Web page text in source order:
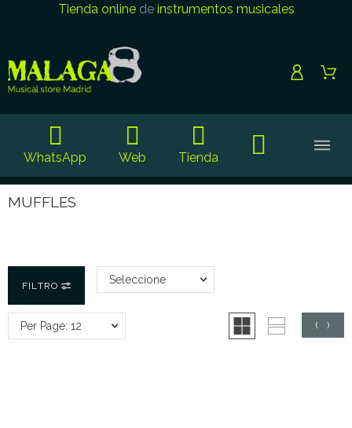
Tienda onlinede instrumentos musicales
WhatsApp Web Tienda
MUFFLES
FILTRO Seleccione
( )
Per Page: 12